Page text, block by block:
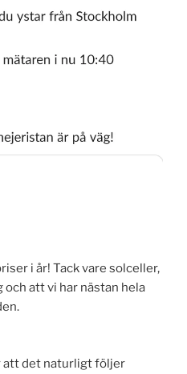
i år! Tack vare solceller,
att vi har nästan hela
att det naturligt följer